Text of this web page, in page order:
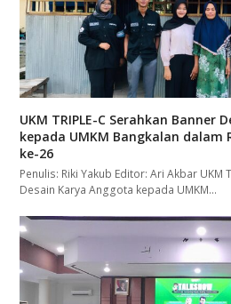
UKM TRIPLE-C Serahkan Banner
kepada UMKM Bangkalan dalam
ke-26
Penulis: Riki Yakub Editor: Ari Akbar UKM
Desain Karya Anggota kepada UMKM…